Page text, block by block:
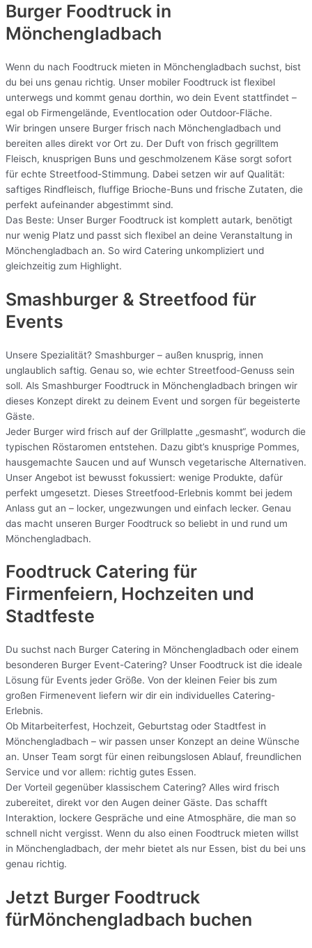
Burger Foodtruck in
Mönchengladbach
Wenn du nach Foodtruck mieten in Mönchengladbach suchst, bist
du bei uns genau richtig. Unser mobiler Foodtruck ist flexibel
unterwegs und kommt genau dorthin, wo dein Event stattfindet –
egal ob Firmengelände, Eventlocation oder Outdoor-Fläche.
Wir bringen unsere Burger frisch nach Mönchengladbach und
bereiten alles direkt vor Ort zu. Der Duft von frisch gegrilltem
Fleisch, knusprigen Buns und geschmolzenem Käse sorgt sofort
für echte Streetfood-Stimmung. Dabei setzen wir auf Qualität:
saftiges Rindfleisch, fluffige Brioche-Buns und frische Zutaten, die
perfekt aufeinander abgestimmt sind.
Das Beste: Unser Burger Foodtruck ist komplett autark, benötigt
nur wenig Platz und passt sich flexibel an deine Veranstaltung in
Mönchengladbach an. So wird Catering unkompliziert und
gleichzeitig zum Highlight.
Smashburger & Streetfood für
Events
Unsere Spezialität? Smashburger – außen knusprig, innen
unglaublich saftig. Genau so, wie echter Streetfood-Genuss sein
soll. Als Smashburger Foodtruck in Mönchengladbach bringen wir
dieses Konzept direkt zu deinem Event und sorgen für begeisterte
Gäste.
Jeder Burger wird frisch auf der Grillplatte „gesmasht“, wodurch die
typischen Röstaromen entstehen. Dazu gibt’s knusprige Pommes,
hausgemachte Saucen und auf Wunsch vegetarische Alternativen.
Unser Angebot ist bewusst fokussiert: wenige Produkte, dafür
perfekt umgesetzt. Dieses Streetfood-Erlebnis kommt bei jedem
Anlass gut an – locker, ungezwungen und einfach lecker. Genau
das macht unseren Burger Foodtruck so beliebt in und rund um
Mönchengladbach.
Foodtruck Catering für
Firmenfeiern, Hochzeiten und
Stadtfeste
Du suchst nach Burger Catering in Mönchengladbach oder einem
besonderen Burger Event-Catering? Unser Foodtruck ist die ideale
Lösung für Events jeder Größe. Von der kleinen Feier bis zum
großen Firmenevent liefern wir dir ein individuelles Catering-
Erlebnis.
Ob Mitarbeiterfest, Hochzeit, Geburtstag oder Stadtfest in
Mönchengladbach – wir passen unser Konzept an deine Wünsche
an. Unser Team sorgt für einen reibungslosen Ablauf, freundlichen
Service und vor allem: richtig gutes Essen.
Der Vorteil gegenüber klassischem Catering? Alles wird frisch
zubereitet, direkt vor den Augen deiner Gäste. Das schafft
Interaktion, lockere Gespräche und eine Atmosphäre, die man so
schnell nicht vergisst. Wenn du also einen Foodtruck mieten willst
in Mönchengladbach, der mehr bietet als nur Essen, bist du bei uns
genau richtig.
Jetzt Burger Foodtruck
fürMönchengladbach buchen